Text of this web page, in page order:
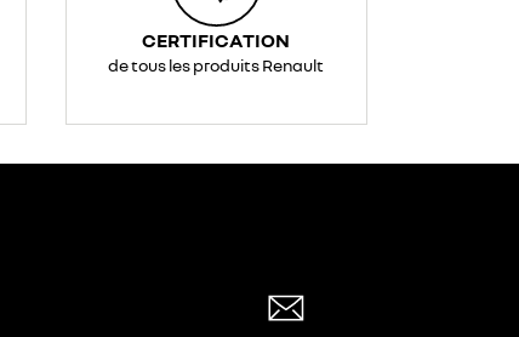
CERTIFICATION
de tous les produits Renault